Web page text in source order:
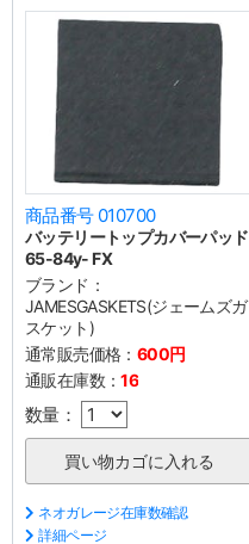
商品番号 010700
バッテリートップカバーパッド
65-84y- FX
ブランド：
JAMESGASKETS(ジェームズガ
スケット)
通常販売価格： 600円
通販在庫数：16
数量：
ネオガレージ在庫数確認
詳細ページ